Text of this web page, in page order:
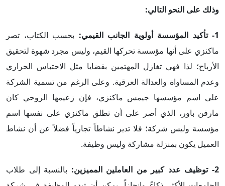
وذلك على النحو التالي:
1- تأكيد المؤسسة أولوية الجانب القيمي: بحسب الكتاب، تصر
ماكنزي على أنها مؤسسة تحركها القيم، وليس مجرد شهوة لتحقيق
الأرباح؛ لذا فهي تغازل المهتمين بقضايا مثل الاحتباس الحراري
وعدم المساواة والعدالة العرقية. وعلى الرغم من تسمية الشركة
على اسم مؤسسها جيمس ماكنزي، فإن زعيمها الروحي كان
مارفن باور، الذي أصر على أن تطلق ماكنزي على نفسها اسم
مؤسسة وليس شركة؛ فلا تدير نشاطاً تجارياً فضلاً عن أن نشاط
العميل يكون بمنزلة مشاركة وليس وظيفة.
2- توظيف عدد كبير من العاملين المميزين: بالنسبة إلى طلاب